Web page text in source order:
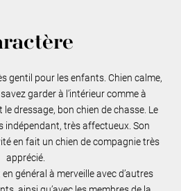
gentil pour les enfants. Chien calme,
garder à l’intérieur comme à
le dressage, bon chien de chasse. Le
indépendant, très affectueux. Son
en fait un chien de compagnie très
apprécié.
général à merveille avec d’autres